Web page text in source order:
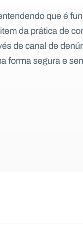
forma segura e